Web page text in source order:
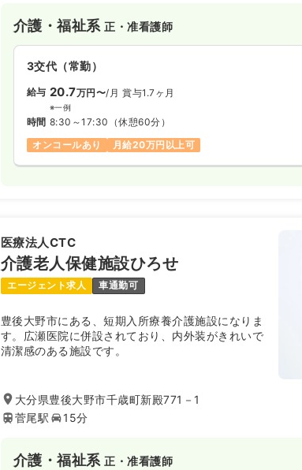
介護・福祉系正・准看護師
3交代（常勤）
給与 20.7万円〜/月 賞与1.7ヶ月
※一例
時間 8:30～17:30 （休憩60分）
オンコールあり
月給20万円以上可
医療法人CTC
介護老人保健施設ひろせ
エージェント求人 車通勤可
豊後大野市にある、短期入所療養介護施設になりま
す。広瀬医院に併設されており、内外装がきれいで
清潔感のある施設です。
大分県豊後大野市千歳町新殿771－1
菅尾駅
15分
介護・福祉系正・准看護師